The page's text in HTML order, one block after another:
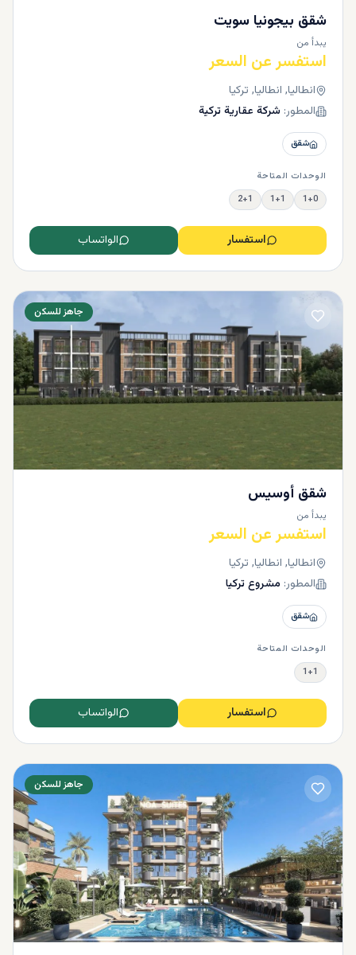
شقق بيجونيا سويت
يبدأ من
استفسر عن السعر
انطاليا, انطاليا, تركيا
المطور: شركة عقارية تركية
شقق
الوحدات المتاحة
1+0
1+1
2+1
استفسار الواتساب
جاهز للسكن
شقق أوسيس
يبدأ من
استفسر عن السعر
انطاليا, انطاليا, تركيا
المطور: مشروع تركيا
شقق
الوحدات المتاحة
1+1
استفسار الواتساب
جاهز للسكن